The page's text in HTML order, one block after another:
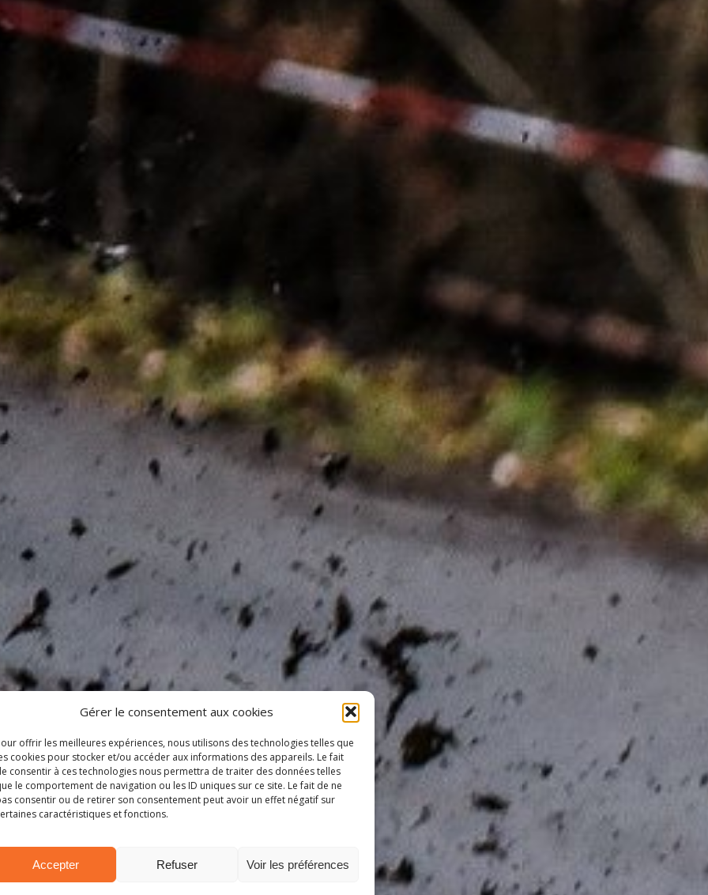
Gérer le consentement aux cookies
offrir les meilleures expériences, nous utilisons des technologies telles que
cookies pour stocker et/ou accéder aux informations des appareils. Le fait
consentir à ces technologies nous permettra de traiter des données telles
le comportement de navigation ou les ID uniques sur ce site. Le fait de ne
consentir ou de retirer son consentement peut avoir un effet négatif sur
caractéristiques et fonctions.
Accepter Refuser Voir les préférences